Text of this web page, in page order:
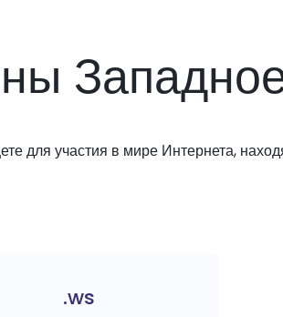
для участия в мире Интернета,
.ws